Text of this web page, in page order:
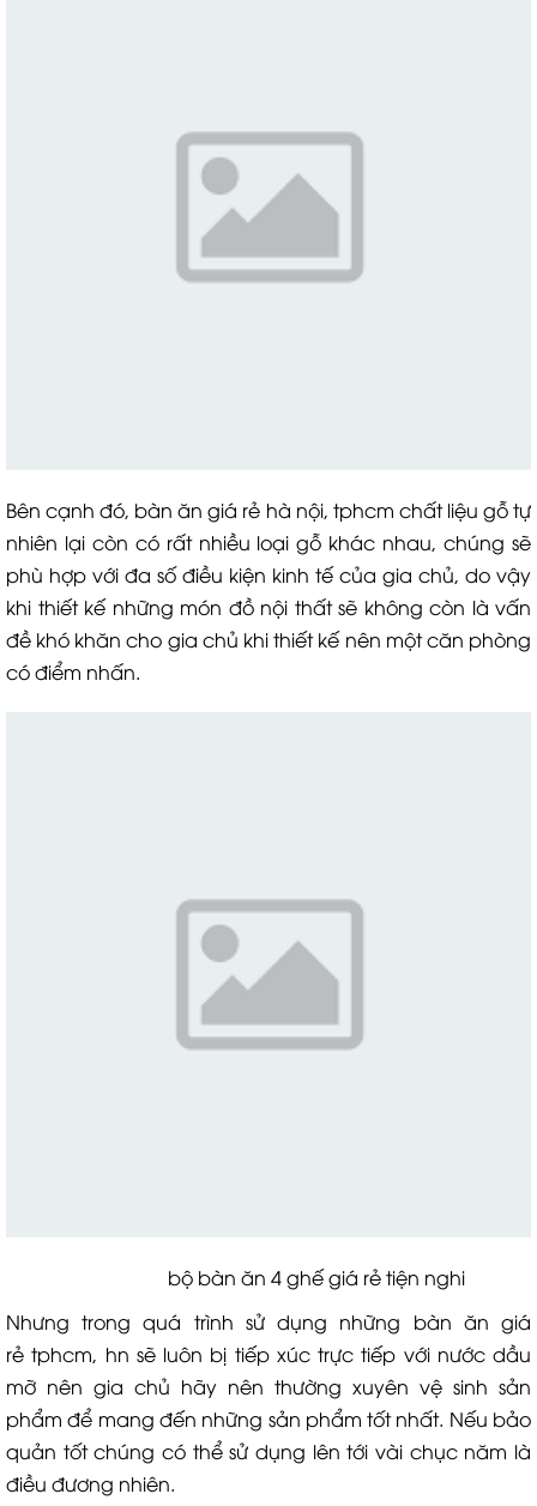
Bên cạnh đó, bàn ăn giá rẻ hà nội, tphcm chất liệu gỗ tự
nhiên lại còn có rất nhiều loại gỗ khác nhau, chúng sẽ
phù hợp với đa số điều kiện kinh tế của gia chủ, do vậy
khi thiết kế những món đồ nội thất sẽ không còn là vấn
đề khó khăn cho gia chủ khi thiết kế nên một căn phòng
có điểm nhấn.
bộ bàn ăn 4 ghế giá rẻ tiện nghi
Nhưng trong quá trình sử dụng những bàn ăn giá
rẻ tphcm, hn sẽ luôn bị tiếp xúc trực tiếp với nước dầu
mỡ nên gia chủ hãy nên thường xuyên vệ sinh sản
phẩm để mang đến những sản phẩm tốt nhất. Nếu bảo
quản tốt chúng có thể sử dụng lên tới vài chục năm là
điều đương nhiên.